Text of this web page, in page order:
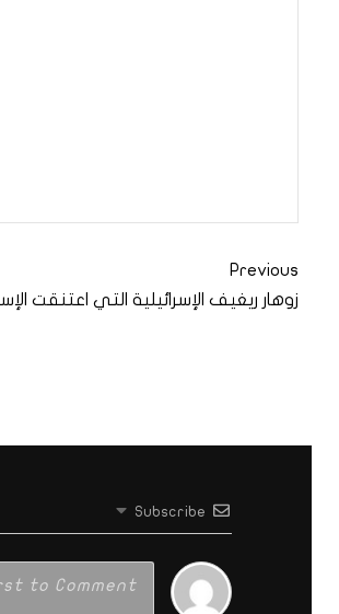
Previous
زوهار ريغيف الإسرائيلية التي اعتنقت
Subscribe